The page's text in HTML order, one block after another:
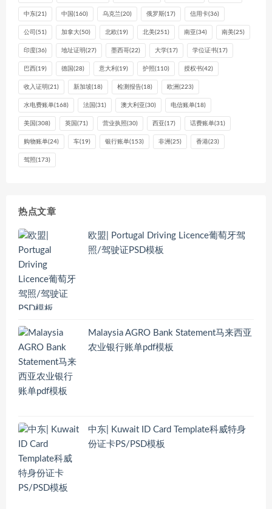
中东(21) 中国 (160) 乌克兰(20) 俄罗斯(17) 信用卡(36)
公司 (51) 加拿大(50) 北欧(19) 北美(251) 南亚(34) 南美(25)
印度(36) 地址证明 (27) 墨西哥(22) 大学(17) 学位证书(17)
巴西(19) 德国 (28) 意大利 (19) 护照(110) 授权书(42)
收入证明 (21) 新加坡(18) 检测报告(18) 欧洲 (223)
水电费账单(168) 法国 (31) 澳大利亚(30) 电信账单(18)
美国 (308) 英国 (71) 营业执照(30) 西亚(17) 话费账单(31)
购物账单(24) 车(19) 银行账单(153) 非洲 (25) 香港(23)
驾照(173)
热点文章
欧盟| Portugal Driving Licence葡萄牙驾
照/驾驶证PSD模板
Malaysia AGRO Bank Statement马来西亚
农业银行账单pdf模板
中东| Kuwait ID Card Template科威特身
份证卡PS/PSD模板